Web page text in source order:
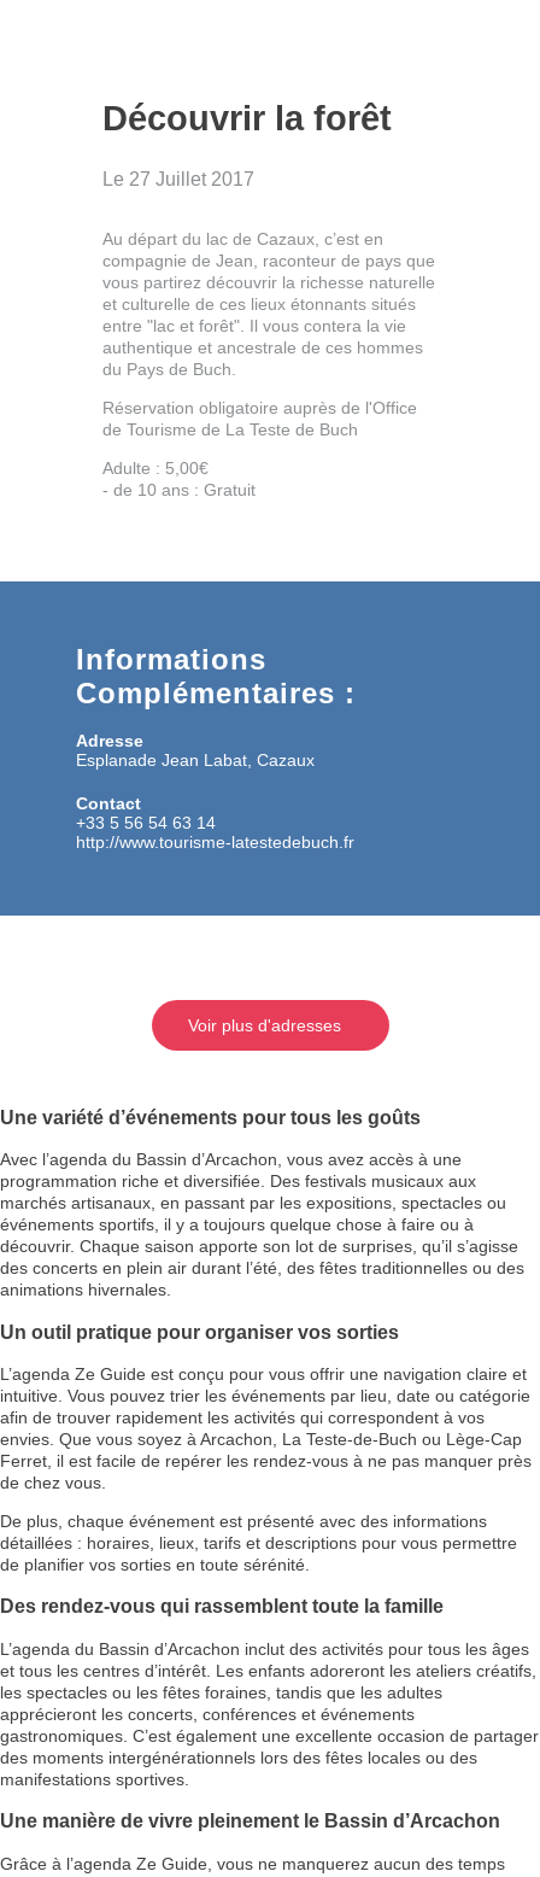
Découvrir la forêt
Le 27 Juillet 2017
Au départ du lac de Cazaux, c’est en
compagnie de Jean, raconteur de pays que
vous partirez découvrir la richesse naturelle
et culturelle de ces lieux étonnants situés
entre "lac et forêt". Il vous contera la vie
authentique et ancestrale de ces hommes
du Pays de Buch.
Réservation obligatoire auprès de l'Office
de Tourisme de La Teste de Buch
Adulte : 5,00€
- de 10 ans : Gratuit
Informations
Complémentaires :
Adresse
Esplanade Jean Labat, Cazaux
Contact
+33 5 56 54 63 14
http://www.tourisme-latestedebuch.fr
Voir plus d'adresses
Une variété d’événements pour tous les goûts
Avec l’agenda du Bassin d’Arcachon, vous avez accès à une
programmation riche et diversifiée. Des festivals musicaux aux
marchés artisanaux, en passant par les expositions, spectacles ou
événements sportifs, il y a toujours quelque chose à faire ou à
découvrir. Chaque saison apporte son lot de surprises, qu’il s’agisse
des concerts en plein air durant l’été, des fêtes traditionnelles ou des
animations hivernales.
Un outil pratique pour organiser vos sorties
L’agenda Ze Guide est conçu pour vous offrir une navigation claire et
intuitive. Vous pouvez trier les événements par lieu, date ou catégorie
afin de trouver rapidement les activités qui correspondent à vos
envies. Que vous soyez à Arcachon, La Teste-de-Buch ou Lège-Cap
Ferret, il est facile de repérer les rendez-vous à ne pas manquer près
de chez vous.
De plus, chaque événement est présenté avec des informations
détaillées : horaires, lieux, tarifs et descriptions pour vous permettre
de planifier vos sorties en toute sérénité.
Des rendez-vous qui rassemblent toute la famille
L’agenda du Bassin d’Arcachon inclut des activités pour tous les âges
et tous les centres d’intérêt. Les enfants adoreront les ateliers créatifs,
les spectacles ou les fêtes foraines, tandis que les adultes
apprécieront les concerts, conférences et événements
gastronomiques. C’est également une excellente occasion de partager
des moments intergénérationnels lors des fêtes locales ou des
manifestations sportives.
Une manière de vivre pleinement le Bassin d’Arcachon
Grâce à l’agenda Ze Guide, vous ne manquerez aucun des temps